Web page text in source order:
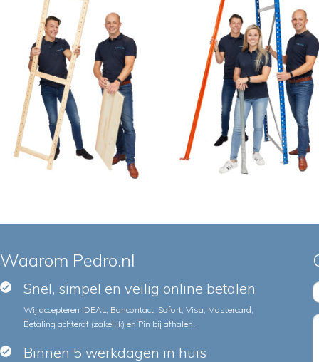
Waarom Pedro.nl
Snel, simpel en veilig online betalen
Wij accepteren iDEAL, Bancontact, Sofort, Visa, Mastercard,
Betaling achteraf (zakelijk) en Pin bij afhalen.
Binnen 5 werkdagen in huis